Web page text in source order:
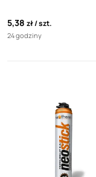
5,38 zł szt.
24 godziny